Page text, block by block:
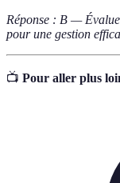
Réponse : B —
pour une gestion
📺 Pour aller plus